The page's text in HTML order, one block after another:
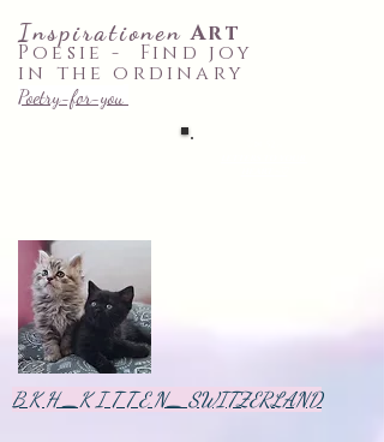
Inspirationen Art
Poesie - Find joy
in the ordinary
Poetry-for-you
B K H _K I T T E N_ SWITZERLAND